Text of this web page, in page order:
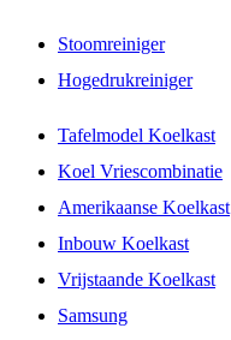
Stoomreiniger
Hogedrukreiniger
Tafelmodel Koelkast
Koel Vriescombinatie
Amerikaanse Koelkast
Inbouw Koelkast
Vrijstaande Koelkast
Samsung